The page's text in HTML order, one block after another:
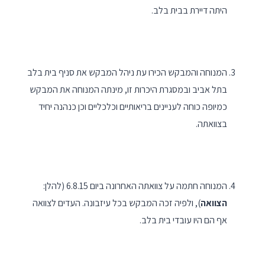
היתה דיירת בבית בלב.
המנוחה והמבקש הכירו עת ניהל המבקש את סניף בית בלב
בתל אביב ובמסגרת היכרות זו, מינתה המנוחה את המבקש
כמיופה כוחה לעניינים בריאותיים וכלכליים וכן כנהנה יחיד
בצוואתה.
המנוחה חתמה על צוואתה האחרונה ביום 6.8.15 (להלן:
הצוואה), ולפיה זכה המבקש בכל עיזבונה. העדים לצוואה
אף הם היו עובדי בית בלב.